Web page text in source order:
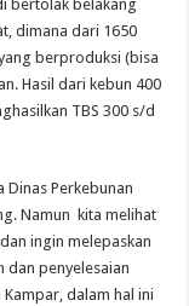
bertolak belakang
dimana dari 1650
berproduksi (bisa
Hasil dari kebun 400
TBS 300 s/d
Dinas Perkebunan
Namun kita melihat
ingin melepaskan
dan penyelesaian
dalam hal ini